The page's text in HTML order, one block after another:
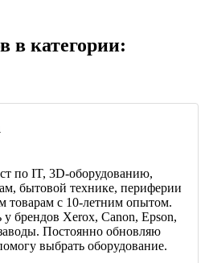
в категории:
по IT, 3D-оборудованию,
бытовой технике, периферии
товарам с 10-летним опытом.
у брендов Xerox, Canon, Epson,
Постоянно обновляю
выбрать оборудование.